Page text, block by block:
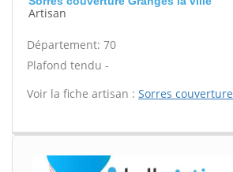
Artisan
Département: 70
Plafond tendu -
Voir la fiche artisan : Sorres couverture